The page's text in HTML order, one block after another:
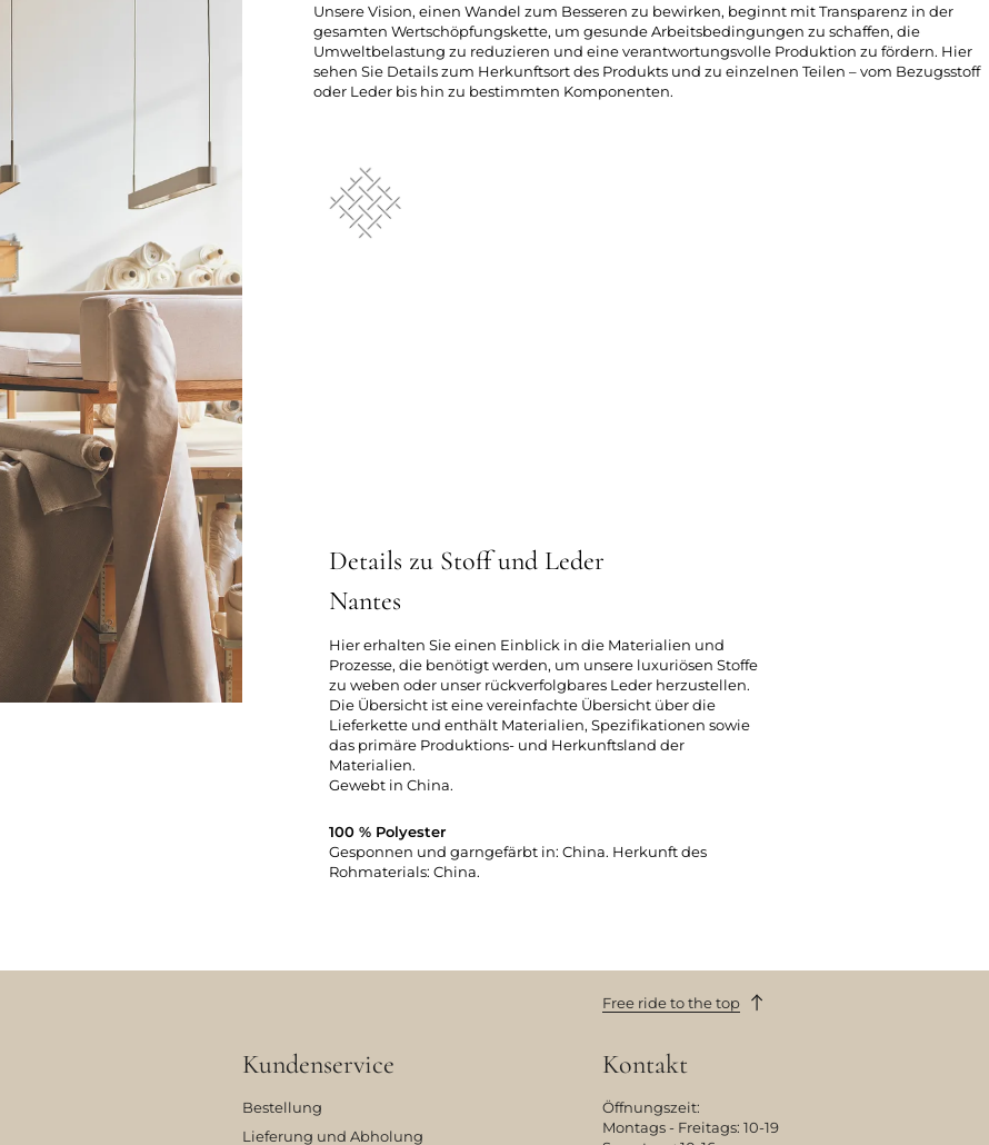
Unsere Vision, einen Wandel zum Besseren zu bewirken, beginnt mit Transparenz in der
gesamten Wertschöpfungskette, um gesunde Arbeitsbedingungen zu schaffen, die
Umweltbelastung zu reduzieren und eine verantwortungsvolle Produktion zu fördern. Hier
sehen Sie Details zum Herkunftsort des Produkts und zu einzelnen Teilen – vom Bezugsstoff
oder Leder bis hin zu bestimmten Komponenten.
Details zu Stoff und Leder
Nantes
Hier erhalten Sie einen Einblick in die Materialien und
Prozesse, die benötigt werden, um unsere luxuriösen Stoffe
zu weben oder unser rückverfolgbares Leder herzustellen.
Die Übersicht ist eine vereinfachte Übersicht über die
Lieferkette und enthält Materialien, Spezifikationen sowie
das primäre Produktions- und Herkunftsland der
Materialien.
Gewebt in China.
100 % Polyester
Gesponnen und garngefärbt in: China. Herkunft des
Rohmaterials: China.
Free ride to the top
Kundenservice
Bestellung
Lieferung und Abholung
Kontakt
Öffnungszeit:
Montags - Freitags: 10-19